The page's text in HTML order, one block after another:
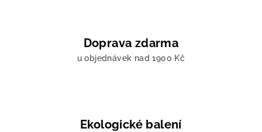
Doprava zdarma
u objednávek nad 1900 Kč
Ekologické balení